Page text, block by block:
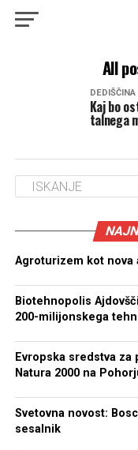
All
DEDIŠČINA
Kaj bo
talnega
Agroturizem kot
Biotehnopolis
200-milijonskega
Evropska sredstva
Natura 2000 na
Svetovna novost:
sesalnik